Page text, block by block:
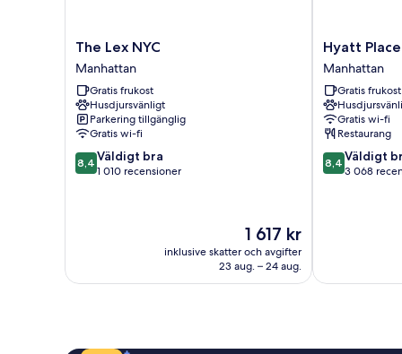
The
Lex
NYC
Manhattan
The Lex NYC
Manhattan
Gratis frukost
Husdjursvänligt
Parkering tillgänglig
Gratis wi-fi
8.4
av
8,4 Väldigt bra
1 010 recensioner
Priset
är
1 617 kr
1 617 kr
inklusive skatter och avgifter
23 aug. – 24 aug.
Hyatt
Place
New
York
/
Chelsea
Manhattan
Hyatt
Manhattan
Gratis frukost
Gratis wi-fi
Restaurang
8.4
av
8,4 Väldigt
3 068